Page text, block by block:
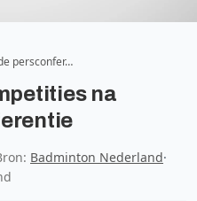
persconfer…
na
Badminton Nederland·